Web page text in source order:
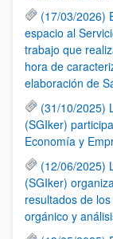
(17/03/2026)
espacio al
trabajo que
hora de
elaboración de
(31/10/2025)
(SGIker)
Economía y
(12/06/2025)
(SGIker)
resultados de
orgánico y